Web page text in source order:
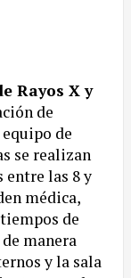
Rayos X y
de
de
se realizan
entre las 8 y
médica,
de
manera
y la sala